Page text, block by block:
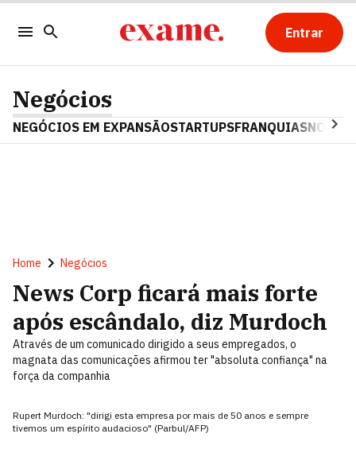
Entrar
Negócios
NEGÓCIOS EM EXPANSÃOSTARTUPSFRANQUIAS
Home Negócios
News Corp ficará mais forte
após escândalo, diz Murdoch
Através de um comunicado dirigido a seus empregados, o
magnata das comunicações afirmou ter "absoluta confiança" na
força da companhia
Rupert Murdoch: "dirigi esta empresa por mais de 50 anos e sempre
tivemos um espírito audacioso" (Parbul/AFP)